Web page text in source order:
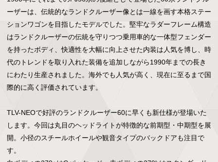
ーザーは、伝統的なランドクルーザー像とは一線を画す本格ステー
ションワゴンを目指したモデルでした。堅牢なラダーフレーム構造
はランドクルーザーの伝統を守りつつ乗用車的な一体型フェンダー
を持ったボディ、快適性を大幅に向上させた内装は人気を博し、時
代のトレンドを取り入れた装備を追加しながら1990年までの長き
にわたり生産されました。海外でも人気が高く、現在に至るまで国
際的に高く評価されています。
TLV-NEOで好評のランドクルーザー60に早くも新仕様が登場いた
します。今回は丸目のヘッドライトが特徴的な前期型・中期型を展
開。小径のスチールホイールや観音タイプのバックドアも注目で
す。